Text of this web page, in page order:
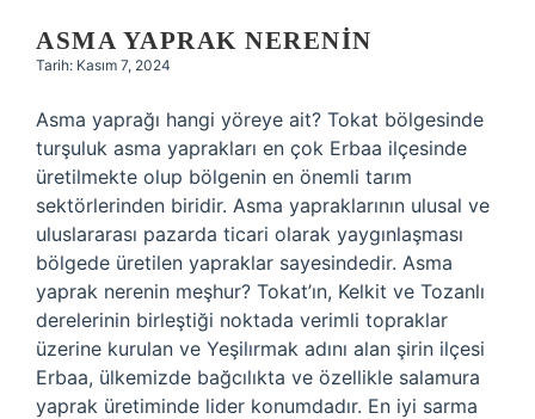
ASMA YAPRAK NERENIN
Tarih: Kasım 7, 2024
Asma yaprağı hangi yöreye ait? Tokat bölgesinde
turşuluk asma yaprakları en çok Erbaa ilçesinde
üretilmekte olup bölgenin en önemli tarım
sektörlerinden biridir. Asma yapraklarının ulusal ve
uluslararası pazarda ticari olarak yaygınlaşması
bölgede üretilen yapraklar sayesindedir. Asma
yaprak nerenin meşhur? Tokat’ın, Kelkit ve Tozanlı
derelerinin birleştiği noktada verimli topraklar
üzerine kurulan ve Yeşilırmak adını alan şirin ilçesi
Erbaa, ülkemizde bağcılıkta ve özellikle salamura
yaprak üretiminde lider konumdadır. En iyi sarma